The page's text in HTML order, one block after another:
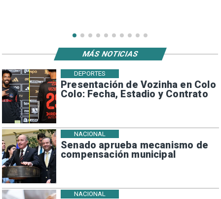
Presentación de Vozinha en Colo
Colo: Fecha, Estadio y Contrato
DEPORTES
Senado aprueba mecanismo de
compensación municipal
NACIONAL
NACIONAL
MÁS NOTICIAS